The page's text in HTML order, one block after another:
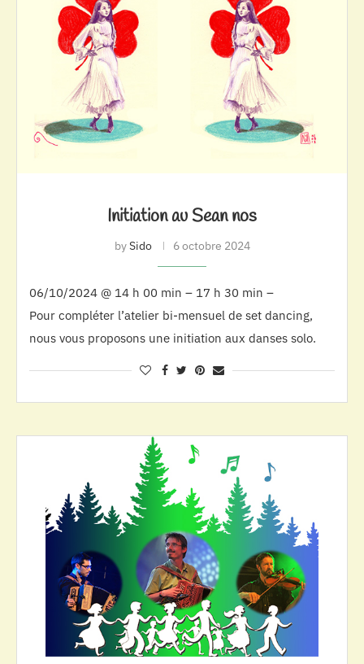
Initiation au Sean nos
bySido 6 octobre 2024
06/10/2024 @ 14 h 00 min – 17 h 30 min –
Pour compléter l’atelier bi-mensuel de set dancing,
nous vous proposons une initiation aux danses solo.